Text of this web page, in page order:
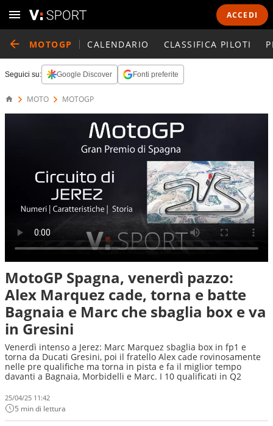
ACCEDI
MOTOGP CALENDARIO CLASSIFICA PILOTI
Seguici su: Google Discover Fonti preferite
MOTO MOTOGP
MotoGP Spagna, venerdì pazzo:
Alex Marquez cade, torna e batte
Bagnaia e Marc che sbaglia box e va
in Gresini
Venerdì intenso a Jerez: Marc Marquez sbaglia box in fp1 e
torna da Ducati Gresini, poi il fratello Alex cade rovinosamente
nelle pre qualifiche ma torna in pista e fa il miglior tempo
davanti a Bagnaia, Morbidelli e Marc. I 10 qualificati in Q2
25/04/25 11:42
5 min di lettura